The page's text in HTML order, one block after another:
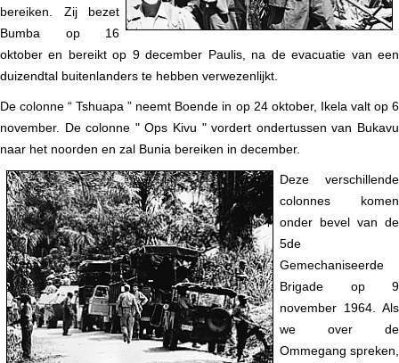
bereiken. Zij bezet
Bumba op 16
oktober en bereikt op 9 december Paulis, na de evacuatie van een
duizendtal buitenlanders te hebben verwezenlijkt.
De colonne “ Tshuapa ” neemt Boende in op 24 oktober, Ikela valt op 6
november. De colonne " Ops Kivu " vordert ondertussen van Bukavu
naar het noorden en zal Bunia bereiken in december.
Deze verschillende
colonnes komen
onder bevel van de
5de
Gemechaniseerde
Brigade op 9
november 1964. Als
we over de
Ommegang spreken,